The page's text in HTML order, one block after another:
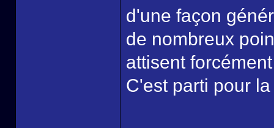
d'une façon
de nombreux
attisent
C'est parti pour